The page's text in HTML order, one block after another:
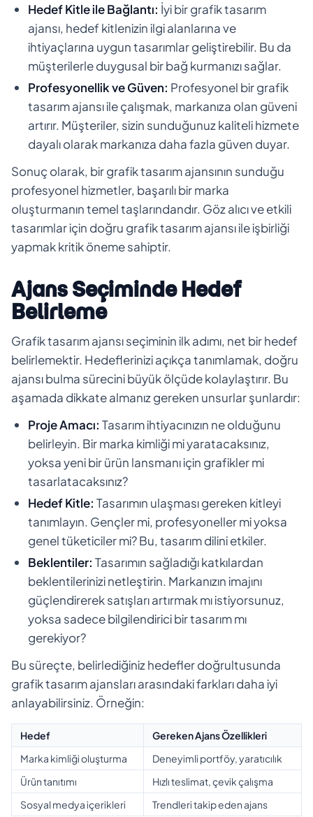
Hedef Kitle ile Bağlantı: İyi bir grafik tasarım
ajansı, hedef kitlenizin ilgi alanlarına ve
ihtiyaçlarına uygun tasarımlar geliştirebilir. Bu da
müşterilerle duygusal bir bağ kurmanızı sağlar.
Profesyonellik ve Güven: Profesyonel bir grafik
tasarım ajansı ile çalışmak, markanıza olan güveni
artırır. Müşteriler, sizin sunduğunuz kaliteli hizmete
dayalı olarak markanıza daha fazla güven duyar.
Sonuç olarak, bir grafik tasarım ajansının sunduğu
profesyonel hizmetler, başarılı bir marka
oluşturmanın temel taşlarındandır. Göz alıcı ve etkili
tasarımlar için doğru grafik tasarım ajansı ile işbirliği
yapmak kritik öneme sahiptir.
Ajans Seçiminde Hedef
Belirleme
Grafik tasarım ajansı seçiminin ilk adımı, net bir hedef
belirlemektir. Hedeflerinizi açıkça tanımlamak, doğru
ajansı bulma sürecini büyük ölçüde kolaylaştırır. Bu
aşamada dikkate almanız gereken unsurlar şunlardır:
Proje Amacı: Tasarım ihtiyacınızın ne olduğunu
belirleyin. Bir marka kimliği mi yaratacaksınız,
yoksa yeni bir ürün lansmanı için grafikler mi
tasarlatacaksınız?
Hedef Kitle: Tasarımın ulaşması gereken kitleyi
tanımlayın. Gençler mi, profesyoneller mi yoksa
genel tüketiciler mi? Bu, tasarım dilini etkiler.
Beklentiler: Tasarımın sağladığı katkılardan
beklentilerinizi netleştirin. Markanızın imajını
güçlendirerek satışları artırmak mı istiyorsunuz,
yoksa sadece bilgilendirici bir tasarım mı
gerekiyor?
Bu süreçte, belirlediğiniz hedefler doğrultusunda
grafik tasarım ajansları arasındaki farkları daha iyi
anlayabilirsiniz. Örneğin:
Hedef
Gereken Ajans Özellikleri
Marka kimliği oluşturma
Deneyimli portföy, yaratıcılık
Ürün tanıtımı
Hızlı teslimat, çevik çalışma
Sosyal medya içerikleri
Trendleri takip eden ajans